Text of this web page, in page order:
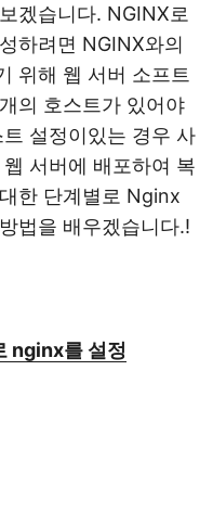
겠습니다. NGINX로
하려면 NGINX와의
위해 웹 서버 소프트
의 호스트가 있어야
설정이있는 경우 사
서버에 배포하여 복
한 단계별로 Nginx
법을 배우겠습니다.!
nginx를 설정